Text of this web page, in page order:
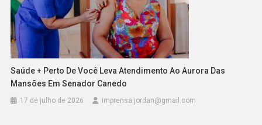
Saúde + Perto De Você Leva Atendimento Ao Aurora Das
Mansões Em Senador Canedo
17 de julho de 2026 imprensa.jordan@gmail.com